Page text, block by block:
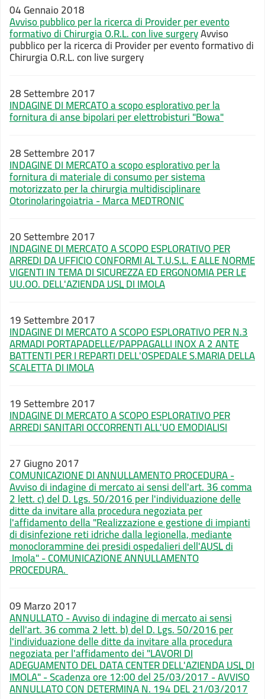
04 Gennaio 2018
Avviso pubblico per la ricerca di Provider per evento
formativo di Chirurgia O.R.L. con live surgeryAvviso
pubblico per la ricerca di Provider per evento formativo di
Chirurgia O.R.L. con live surgery
28 Settembre 2017
INDAGINE DI MERCATO a scopo esplorativo per la
fornitura di anse bipolari per elettrobisturi "Bowa"
28 Settembre 2017
INDAGINE DI MERCATO a scopo esplorativo per la
fornitura di materiale di consumo per sistema
motorizzato per la chirurgia multidisciplinare
Otorinolaringoiatria - Marca MEDTRONIC
20 Settembre 2017
INDAGINE DI MERCATO A SCOPO ESPLORATIVO PER
ARREDI DA UFFICIO CONFORMI AL T.U.S.L. E ALLE NORME
VIGENTI IN TEMA DI SICUREZZA ED ERGONOMIA PER LE
UU.OO. DELL'AZIENDAUSLDI IMOLA
19 Settembre 2017
INDAGINE DI MERCATO A SCOPO ESPLORATIVO PER N.3
ARMADI PORTAPADELLE/PAPPAGALLI INOX A 2 ANTE
BATTENTI PER I REPARTI DELL'OSPEDALE S.MARIA DELLA
SCALETTA DI IMOLA
19 Settembre 2017
INDAGINE DI MERCATO A SCOPO ESPLORATIVO PER
ARREDI SANITARI OCCORRENTI ALL'UO EMODIALISI
27 Giugno 2017
COMUNICAZIONE DI ANNULLAMENTO PROCEDURA -
Avviso di indagine di mercato ai sensi dell'art. 36 comma
2 lett. c) del D. Lgs. 50/2016 per l'individuazione delle
ditte da invitare alla procedura negoziata per
l'affidamento della "Realizzazione e gestione di impianti
di disinfezione reti idriche dalla legionella, mediante
monoclorammine dei presidi ospedalieri dell'AUSLdi
Imola" - COMUNICAZIONE ANNULLAMENTO
PROCEDURA.
09 Marzo 2017
ANNULLATO - Avviso di indagine di mercato ai sensi
dell'art. 36 comma 2 lett. b) del D. Lgs. 50/2016 per
l'individuazione delle ditte da invitare alla procedura
negoziata per l'affidamento dei "LAVORI DI
ADEGUAMENTO DEL DATA CENTER DELL'AZIENDAUSLDI
IMOLA" - Scadenza ore 12:00 del 25/03/2017 - AVVISO
ANNULLATO CON DETERMINA N. 194 DEL 21/03/2017